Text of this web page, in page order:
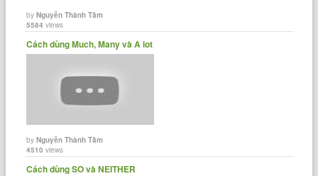
byNguyễn Thành Tâm
5584 views
Cách dùng Much, Many và A lot
byNguyễn Thành Tâm
4510 views
Cách dùng SO và NEITHER